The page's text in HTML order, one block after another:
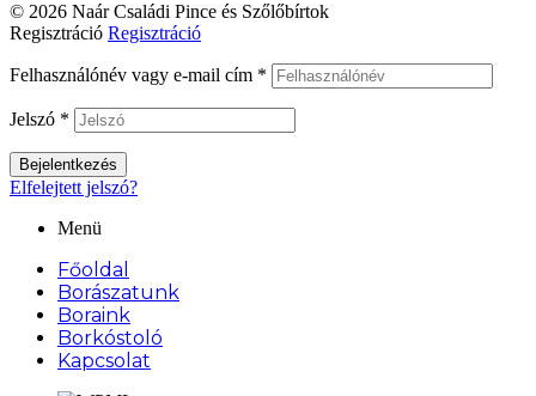
© 2026 Naár Családi Pince és Szőlőbírtok
Regisztráció Regisztráció
Felhasználónév vagy e-mail cím *
Jelszó *
Bejelentkezés
Elfelejtett jelszó?
Menü
Főoldal
Borászatunk
Boraink
Borkóstoló
Kapcsolat